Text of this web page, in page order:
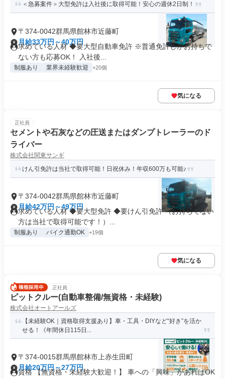
＜急募案件＞大型免許は入社後に取得可能！安心の週休2日制！
〒374-0042群馬県館林市近藤町
月給33万円～40万円
求めている人材 ◆要大型自動車免許 ※普通免許しかお持ちで
ない方も応募OK！ 入社後...
制服あり 業界未経験歓迎 +20個
気になる
正社員
セメントや石灰などの圧送またはダンプトレーラーのド
ライバー
株式会社関東サンギ
けん引免許は当社で取得可能！日祝休み！年収600万も可能♪
〒374-0042群馬県館林市近藤町
月給42万円～49万円
求めている人材 ◆要大型免許 ◆要けん引免許 （お持ちでない
方は当社で取得可能です！）...
制服あり バイク通勤OK +19個
気になる
正社員
ピットクルー(自動車整備/無資格・未経験)
株式会社オートアールズ
【未経験OK｜資格取得支援あり】車・工具・DIYなど“好き”を活か
せる！《年間休日115日...
〒374-0015群馬県館林市上赤生田町
月給20万円～27万円
資格 【無資格・未経験大歓迎！】 車への「興味」があればOK